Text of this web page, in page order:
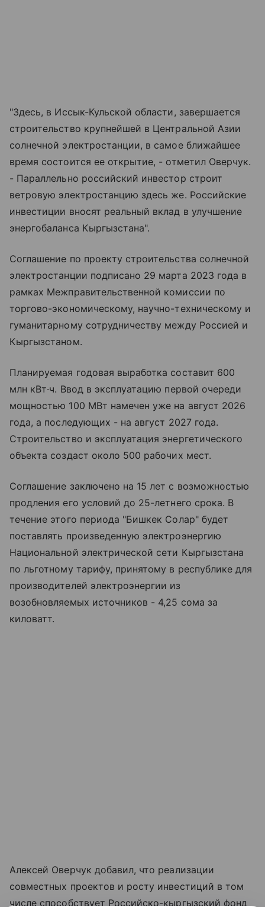
"Здесь, в Иссык-Кульской области, завершается
строительство крупнейшей в Центральной Азии
солнечной электростанции, в самое ближайшее
время состоится ее открытие, - отметил Оверчук.
- Параллельно российский инвестор строит
ветровую электростанцию здесь же. Российские
инвестиции вносят реальный вклад в улучшение
энергобаланса Кыргызстана".
Соглашение по проекту строительства солнечной
электростанции подписано 29 марта 2023 года в
рамках Межправительственной комиссии по
торгово-экономическому, научно-техническому и
гуманитарному сотрудничеству между Россией и
Кыргызстаном.
Планируемая годовая выработка составит 600
млн кВт·ч. Ввод в эксплуатацию первой очереди
мощностью 100 МВт намечен уже на август 2026
года, а последующих - на август 2027 года.
Строительство и эксплуатация энергетического
объекта создаст около 500 рабочих мест.
Соглашение заключено на 15 лет с возможностью
продления его условий до 25-летнего срока. В
течение этого периода "Бишкек Солар" будет
поставлять произведенную электроэнергию
Национальной электрической сети Кыргызстана
по льготному тарифу, принятому в республике для
производителей электроэнергии из
возобновляемых источников - 4,25 сома за
киловатт.
Алексей Оверчук добавил, что реализации
совместных проектов и росту инвестиций в том
числе способствует Российско-кыргызский фонд